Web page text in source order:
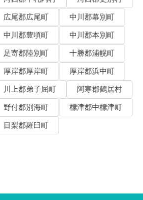
広尾郡広尾町
中川郡幕別町
中川郡豊頃町
中川郡本別町
足寄郡陸別町
十勝郡浦幌町
厚岸郡厚岸町
厚岸郡浜中町
川上郡弟子屈町
阿寒郡鶴居村
野付郡別海町
標津郡中標津町
目梨郡羅臼町